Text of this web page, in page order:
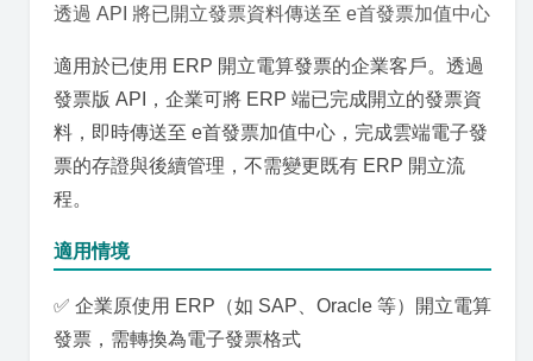
透過 API 將已開立發票資料傳送至 e首發票加值中心
適用於已使用 ERP 開立電算發票的企業客戶。透過
發票版 API，企業可將 ERP 端已完成開立的發票資
料，即時傳送至 e首發票加值中心，完成雲端電子發
票的存證與後續管理，不需變更既有 ERP 開立流
程。
適用情境
✅ 企業原使用 ERP（如 SAP、Oracle 等）開立電算
發票，需轉換為電子發票格式